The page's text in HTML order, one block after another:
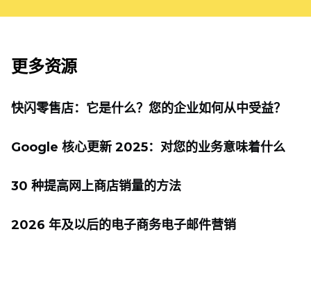
更多资源
快闪零售店：它是什么？您的企业如何从中受益？
Google 核心更新 2025：对您的业务意味着什么
30 种提高网上商店销量的方法
2026 年及以后的电子商务电子邮件营销